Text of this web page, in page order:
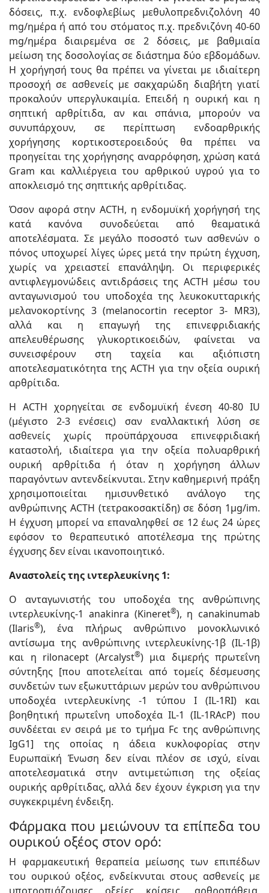
δόσεις, π.χ. ενδοφλεβίως μεθυλοπρεδνιζολόνη 40
mg/ημέρα ή από του στόματος π.χ. πρεδνιζόνη 40-60
mg/ημέρα διαιρεμένα σε 2 δόσεις, με βαθμιαία
μείωση της δοσολογίας σε διάστημα δύο εβδομάδων.
Η χορήγησή τους θα πρέπει να γίνεται με ιδιαίτερη
προσοχή σε ασθενείς με σακχαρώδη διαβήτη γιατί
προκαλούν υπεργλυκαιμία. Επειδή η ουρική και η
σηπτική αρθρίτιδα, αν και σπάνια, μπορούν να
συνυπάρχουν, σε περίπτωση ενδοαρθρικής
χορήγησης κορτικοστεροειδούς θα πρέπει να
προηγείται της χορήγησης αναρρόφηση, χρώση κατά
Gram και καλλιέργεια του αρθρικού υγρού για το
αποκλεισμό της σηπτικής αρθρίτιδας.
Όσον αφορά στην ACTH, η ενδομυϊκή χορήγησή της
κατά κανόνα συνοδεύεται από θεαματικά
αποτελέσματα. Σε μεγάλο ποσοστό των ασθενών ο
πόνος υποχωρεί λίγες ώρες μετά την πρώτη έγχυση,
χωρίς να χρειαστεί επανάληψη. Οι περιφερικές
αντιφλεγμονώδεις αντιδράσεις της ACTH μέσω του
ανταγωνισμού του υποδοχέα της λευκοκυτταρικής
μελανοκορτίνης 3 (melanocortin receptor 3- MR3),
αλλά και η επαγωγή της επινεφριδιακής
απελευθέρωσης γλυκορτικοειδών, φαίνεται να
συνεισφέρουν στη ταχεία και αξιόπιστη
αποτελεσματικότητα της ACTH για την οξεία ουρική
αρθρίτιδα.
Η ACTH χορηγείται σε ενδομυϊκή ένεση 40-80 IU
(μέγιστο 2-3 ενέσεις) σαν εναλλακτική λύση σε
ασθενείς χωρίς προϋπάρχουσα επινεφριδιακή
καταστολή, ιδιαίτερα για την οξεία πολυαρθρική
ουρική αρθρίτιδα ή όταν η χορήγηση άλλων
παραγόντων αντενδείκνυται. Στην καθημερινή πράξη
χρησιμοποιείται ημισυνθετικό ανάλογο της
ανθρώπινης ΑCTH (τετρακοσακτίδη) σε δόση 1μg/im.
Η έγχυση μπορεί να επαναληφθεί σε 12 έως 24 ώρες
εφόσον το θεραπευτικό αποτέλεσμα της πρώτης
έγχυσης δεν είναι ικανοποιητικό.
Αναστολείς της ιντερλευκίνης 1:
Ο ανταγωνιστής του υποδοχέα της ανθρώπινης
ιντερλευκίνης-1 anakinra (Kineret®), η canakinumab
(Ilaris®), ένα πλήρως ανθρώπινο μονοκλωνικό
αντίσωμα της ανθρώπινης ιντερλευκίνης-1β (IL-1β)
και η rilonacept (Arcalyst®) μια διμερής πρωτεΐνη
σύντηξης [που αποτελείται από τομείς δέσμευσης
συνδετών των εξωκυττάριων μερών του ανθρώπινου
υποδοχέα ιντερλευκίνης -1 τύπου Ι (IL-1RI) και
βοηθητική πρωτεΐνη υποδοχέα IL-1 (IL-1RAcP) που
συνδέεται εν σειρά με το τμήμα Fc της ανθρώπινης
IgG1] της οποίας η άδεια κυκλοφορίας στην
Ευρωπαϊκή Ένωση δεν είναι πλέον σε ισχύ, είναι
αποτελεσματικά στην αντιμετώπιση της οξείας
ουρικής αρθρίτιδας, αλλά δεν έχουν έγκριση για την
συγκεκριμένη ένδειξη.
Φάρμακα που μειώνουν τα επίπεδα του
ουρικού οξέος στον ορό:
Η φαρμακευτική θεραπεία μείωσης των επιπέδων
του ουρικού οξέος, ενδείκνυται στους ασθενείς με